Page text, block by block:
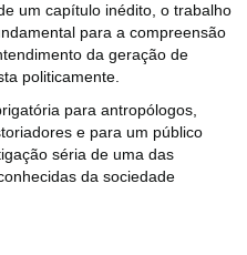
um capítulo inédito, o trabalho
para a compreensão
da geração de
politicamente.
para antropólogos,
e para um público
séria de uma das
da sociedade